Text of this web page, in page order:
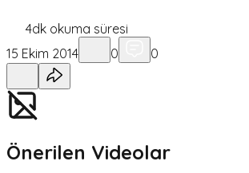
4dk okuma süresi
15 Ekim 2014
0 0
Önerilen Videolar